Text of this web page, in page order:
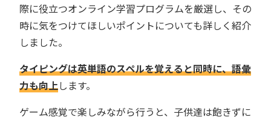
際に役立つオンライン学習プログラムを厳選し、その
時に気をつけてほしいポイントについても詳しく紹介
しました。
タイピングは英単語のスペルを覚えると同時に、語彙
力も向上します。
ゲーム感覚で楽しみながら行うと、子供達は飽きずに